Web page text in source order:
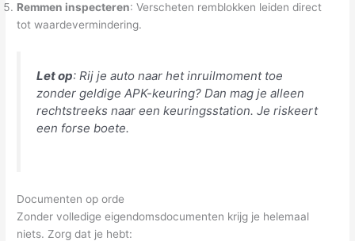
Remmen inspecteren: Verscheten remblokken leiden direct
tot waardevermindering.
Let op: Rij je auto naar het inruilmoment toe
zonder geldige APK-keuring? Dan mag je alleen
rechtstreeks naar een keuringsstation. Je riskeert
een forse boete.
Documenten op orde
Zonder volledige eigendomsdocumenten krijg je helemaal
niets. Zorg dat je hebt: